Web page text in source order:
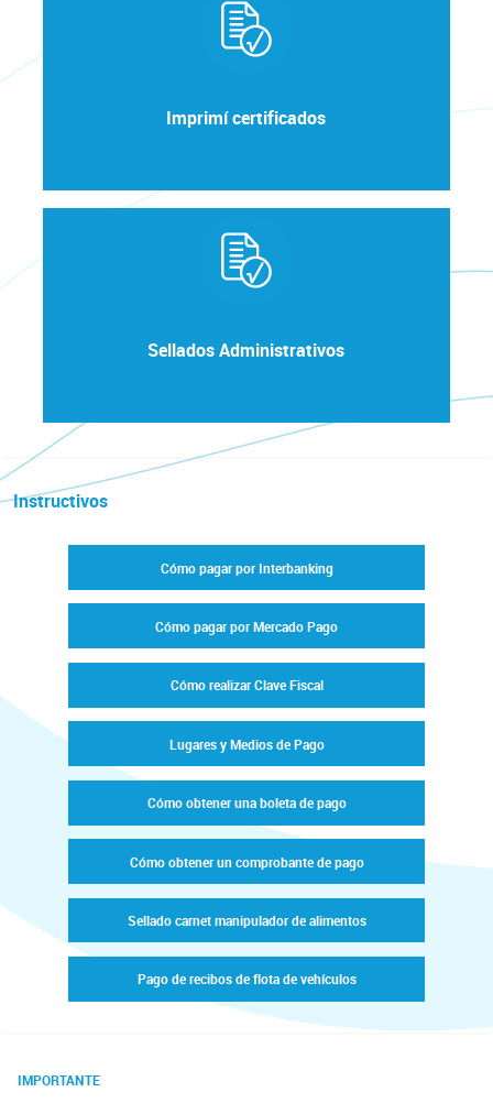
Imprimí certificados
Sellados Administrativos
Instructivos
Cómo pagar por Interbanking
Cómo pagar por Mercado Pago
Cómo realizar Clave Fiscal
Lugares y Medios de Pago
Cómo obtener una boleta de pago
Cómo obtener un comprobante de pago
Sellado carnet manipulador de alimentos
Pago de recibos de flota de vehículos
IMPORTANTE